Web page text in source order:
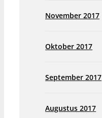
November 2017
Oktober 2017
September 2017
Augustus 2017